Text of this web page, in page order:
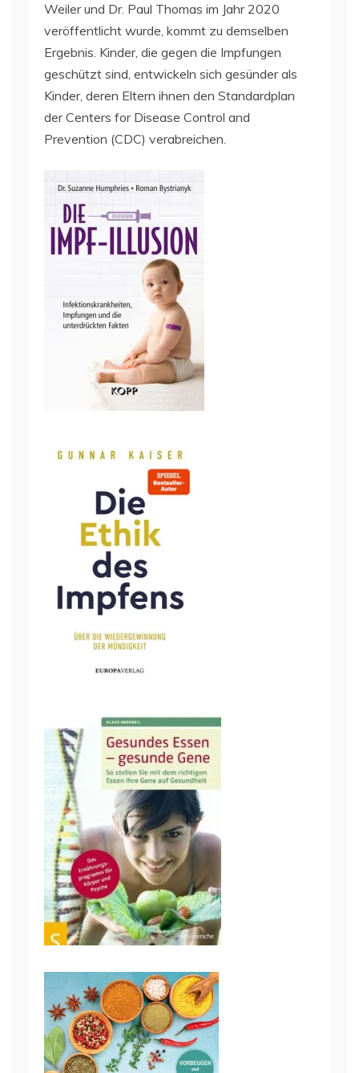
Weiler und Dr. Paul Thomas im Jahr 2020
veröffentlicht wurde, kommt zu demselben
Ergebnis. Kinder, die gegen die Impfungen
geschützt sind, entwickeln sich gesünder als
Kinder, deren Eltern ihnen den Standardplan
der Centers for Disease Control and
Prevention (CDC) verabreichen.